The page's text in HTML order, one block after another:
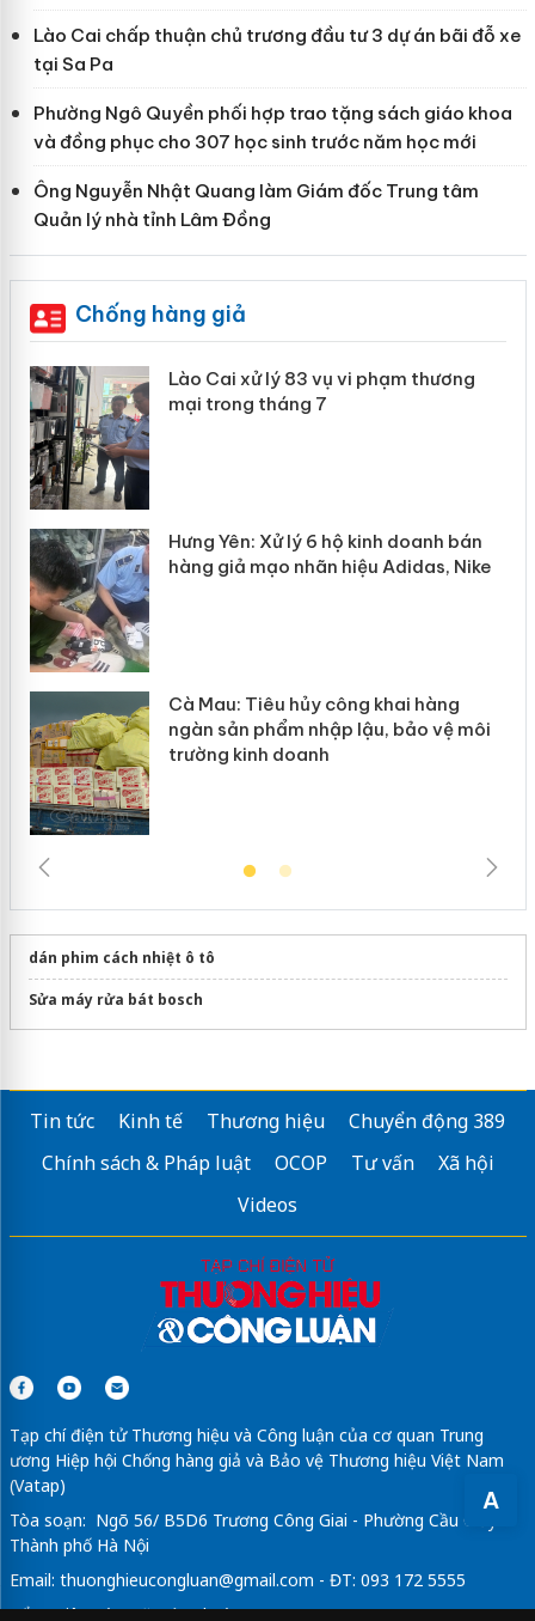
A
Lào Cai chấp thuận chủ trương đầu tư 3 dự án bãi đỗ xe
tại Sa Pa
Phường Ngô Quyền phối hợp trao tặng sách giáo khoa
và đồng phục cho 307 học sinh trước năm học mới
Ông Nguyễn Nhật Quang làm Giám đốc Trung tâm
Quản lý nhà tỉnh Lâm Đồng
Chống hàng giả
Lào Cai xử lý 83 vụ vi phạm thương
mại trong tháng 7
Hưng Yên: Xử lý 6 hộ kinh doanh bán
hàng giả mạo nhãn hiệu Adidas, Nike
Cà Mau: Tiêu hủy công khai hàng
ngàn sản phẩm nhập lậu, bảo vệ môi
trường kinh doanh
dán phim cách nhiệt ô tô
Sửa máy rửa bát bosch
Tin tức Kinh tế Thương hiệu
Chuyển động 389
Chính sách & Pháp luật
OCOP Tư vấn
Xã hội
Videos
Tạp chí điện tử Thương hiệu và Công luận của cơ quan Trung
ương Hiệp hội Chống hàng giả và Bảo vệ Thương hiệu Việt Nam
(Vatap)
Tòa soạn: Ngõ 56/ B5D6 Trương Công Giai - Phường Cầu Giấy -
Thành phố Hà Nội
Email: thuonghieucongluan@gmail.com - ĐT: 093 172 5555
Tổng Biên Tập: Vũ Đức Thuận